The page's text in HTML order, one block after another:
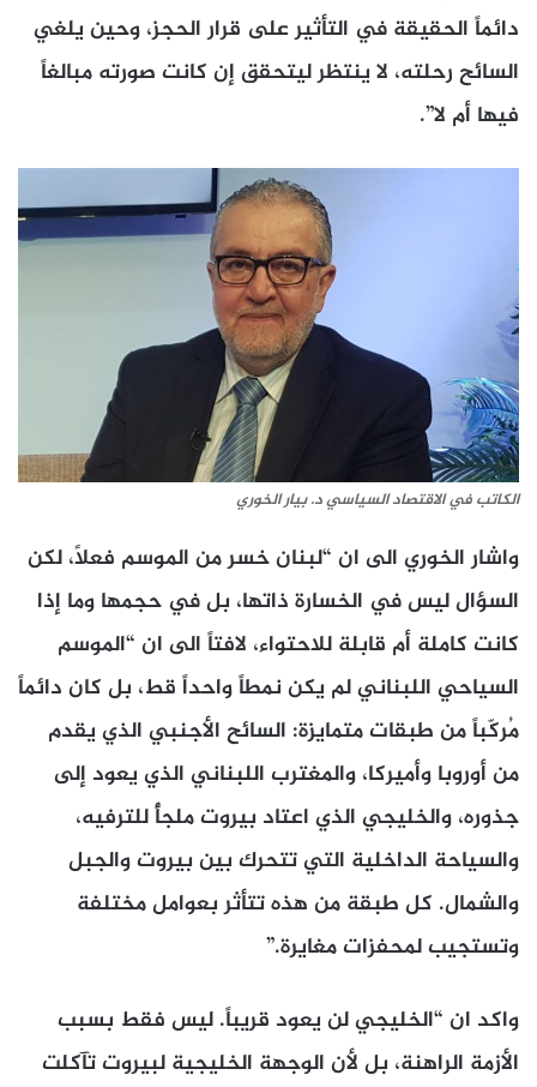
دائماً الحقيقة في التأثير على قرار الحجز، وحين يلغي
السائح رحلته، لا ينتظر ليتحقق إن كانت صورته مبالغاً
فيها أم لا”.
الكاتب في الاقتصاد السياسي د. بيار الخوري
واشار الخوري الى ان “لبنان خسر من الموسم فعلاً، لكن
السؤال ليس في الخسارة ذاتها، بل في حجمها وما إذا
كانت كاملة أم قابلة للاحتواء، لافتاً الى ان “الموسم
السياحي اللبناني لم يكن نمطاً واحداً قط، بل كان دائماً
مُركّباً من طبقات متمايزة: السائح الأجنبي الذي يقدم
من أوروبا وأميركا، والمغترب اللبناني الذي يعود إلى
جذوره، والخليجي الذي اعتاد بيروت ملجأً للترفيه،
والسياحة الداخلية التي تتحرك بين بيروت والجبل
والشمال. كل طبقة من هذه تتأثر بعوامل مختلفة
وتستجيب لمحفزات مغايرة.”
واكد ان “الخليجي لن يعود قريباً. ليس فقط بسبب
الأزمة الراهنة، بل لأن الوجهة الخليجية لبيروت تآكلت